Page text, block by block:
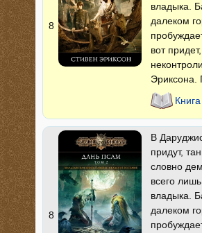
8
владыка.
далеком
вот
Эриксона.
8
В
придут,
словно
всего
владыка.
далеком